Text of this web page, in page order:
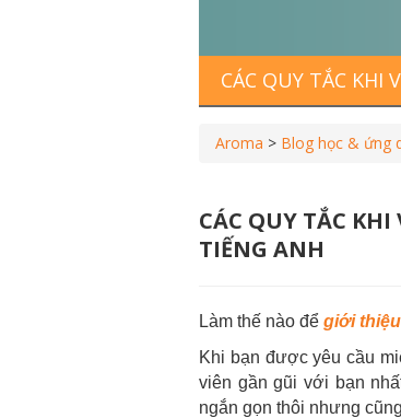
CÁC QUY TẮC KHI
Aroma > Blog học & ứng
CÁC QUY TẮC
TIẾNG ANH
Làm thế nào để giới
Khi bạn được yêu cầu
viên gần gũi với bạn
ngắn gọn thôi nhưng